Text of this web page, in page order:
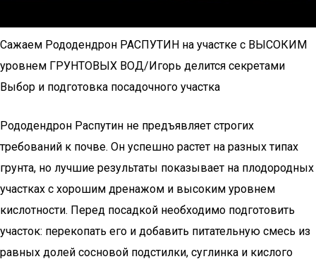
Сажаем Рододендрон РАСПУТИН на участке с ВЫСОКИМ
уровнем ГРУНТОВЫХ ВОД/Игорь делится секретами
Выбор и подготовка посадочного участка
Рододендрон Распутин не предъявляет строгих
требований к почве. Он успешно растет на разных типах
грунта, но лучшие результаты показывает на плодородных
участках с хорошим дренажом и высоким уровнем
кислотности. Перед посадкой необходимо подготовить
участок: перекопать его и добавить питательную смесь из
равных долей сосновой подстилки, суглинка и кислого